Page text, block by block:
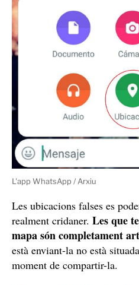
L'app WhatsApp / Arxiu
Les ubicacions falses es
realment cridaner. Les que
mapa són completament
està enviant-la no està
moment de compartir-la.